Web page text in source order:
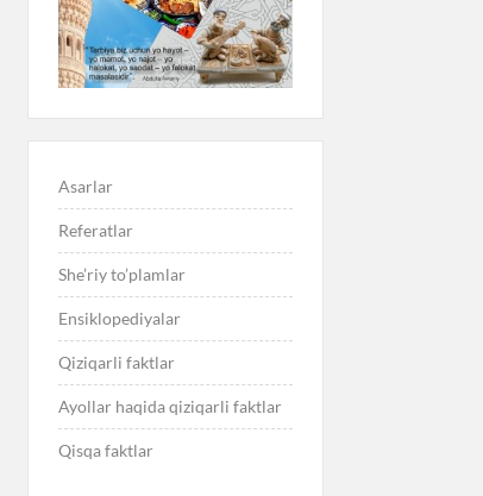
Asarlar
Referatlar
She’riy to’plamlar
Ensiklopediyalar
Qiziqarli faktlar
Ayollar haqida qiziqarli faktlar
Qisqa faktlar